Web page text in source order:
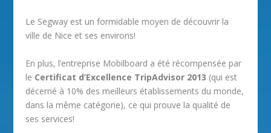
Le Segway est un formidable moyen de découvrir la
ville de Nice et ses environs!
En plus, l’entreprise Mobilboard a été récompensée par
le Certificat d’Excellence TripAdvisor 2013 (qui est
décerné à 10% des meilleurs établissements du monde,
dans la même catégorie), ce qui prouve la qualité de
ses services!